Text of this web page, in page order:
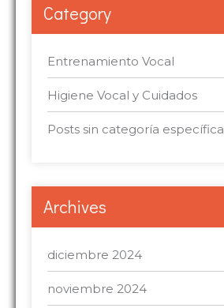
Category
Entrenamiento Vocal
Higiene Vocal y Cuidados
Posts sin categoría específica
Archives
diciembre 2024
noviembre 2024